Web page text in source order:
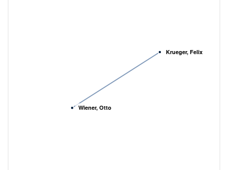
Wiener, Otto
Krueger, Felix